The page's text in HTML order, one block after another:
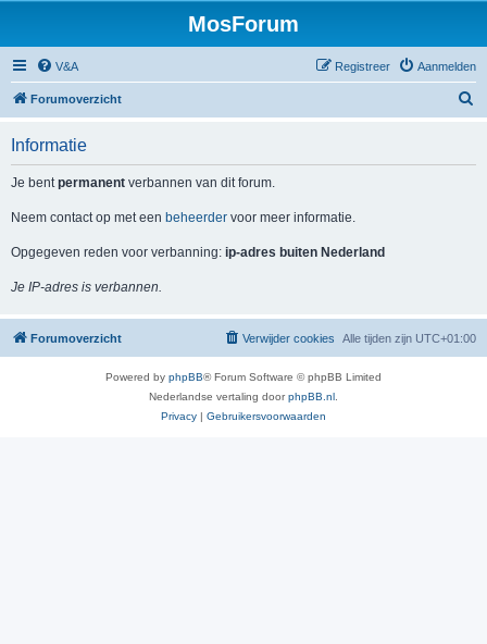
MosForum
V&A Aanmelden
Registreer
Forumoverzicht
Informatie
Je bentpermanent verbannen van dit forum.
Neem contact op met een beheerder voor meer informatie.
Opgegeven reden voor verbanning: ip-adres buiten Nederland
Je IP-adres is verbannen.
Forumoverzicht Alle tijden zijn UTC+01:00
Verwijder cookies
Powered by phpBB® Forum Software © phpBB Limited
Nederlandse vertaling doorphpBB.nl
Privacy | Gebruikersvoorwaarden